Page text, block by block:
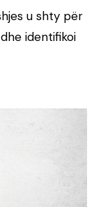
u shty për
identifikoi